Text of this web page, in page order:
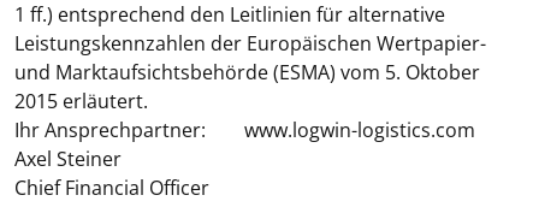
1 ff.) entsprechend den Leitlinien für alternative
Leistungskennzahlen der Europäischen Wertpapier-
und Marktaufsichtsbehörde (ESMA) vom 5. Oktober
2015 erläutert.
Ihr Ansprechpartner:
www.logwin-logistics.com
Axel Steiner
Chief Financial Officer